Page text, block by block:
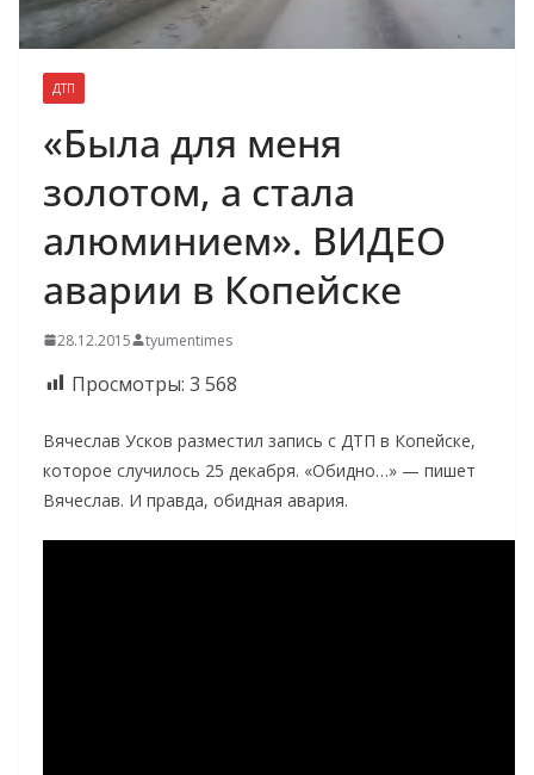
ДТП
«Была для меня
золотом, а стала
алюминием». ВИДЕО
аварии в Копейске
28.12.2015 tyumentimes
Просмотры: 3 568
Вячеслав Усков разместил запись с ДТП в Копейске,
которое случилось 25 декабря. «Обидно…» — пишет
Вячеслав. И правда, обидная авария.